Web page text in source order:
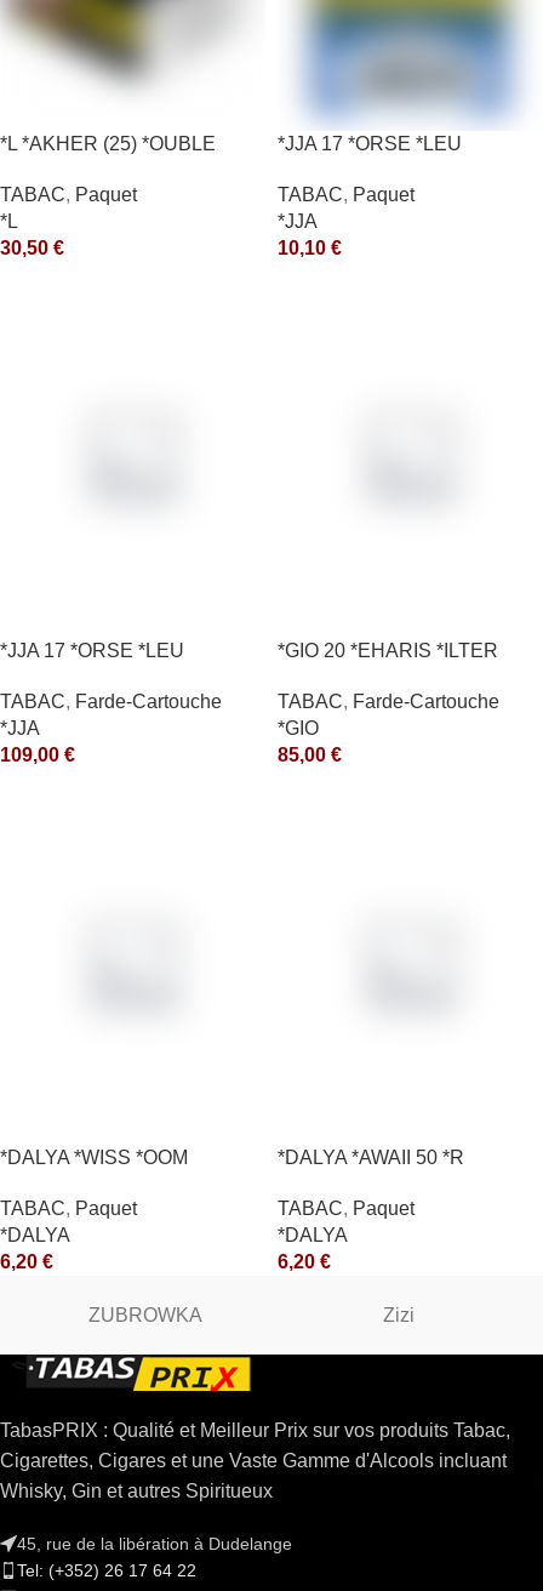
*L *AKHER (25) *OUBLE
TABAC, Paquet
*L
30,50 €
*JJA 17 *ORSE *LEU
TABAC, Paquet
*JJA
10,10 €
*JJA 17 *ORSE *LEU
TABAC, Farde-Cartouche
*JJA
109,00 €
*GIO 20 *EHARIS *ILTER
TABAC, Farde-Cartouche
*GIO
85,00 €
*DALYA *WISS *OOM
TABAC, Paquet
*DALYA
6,20 €
*DALYA *AWAII 50 *R
TABAC, Paquet
*DALYA
6,20 €
ZUBROWKA Zizi
TabasPRIX : Qualité et Meilleur Prix sur vos produits Tabac,
Cigarettes, Cigares et une Vaste Gamme d'Alcools incluant
Whisky, Gin et autres Spiritueux
45, rue de la libération à Dudelange
Tel: (+352) 26 17 64 22